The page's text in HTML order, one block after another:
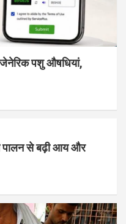
जेनेरिक पशु औषधियां,
पालन से बढ़ी आय और